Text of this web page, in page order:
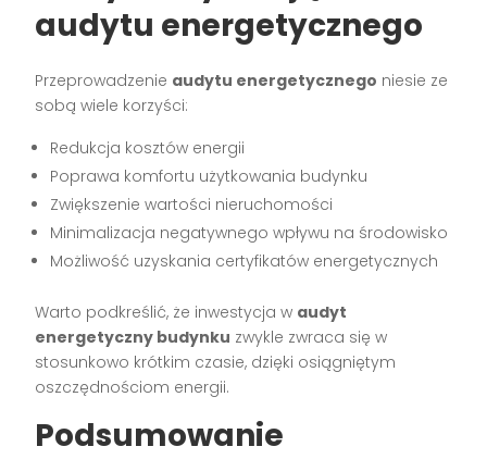
audytu energetycznego
Przeprowadzenie audytu energetycznego niesie ze
sobą wiele korzyści:
Redukcja kosztów energii
Poprawa komfortu użytkowania budynku
Zwiększenie wartości nieruchomości
Minimalizacja negatywnego wpływu na środowisko
Możliwość uzyskania certyfikatów energetycznych
Warto podkreślić, że inwestycja w audyt
energetyczny budynku zwykle zwraca się w
stosunkowo krótkim czasie, dzięki osiągniętym
oszczędnościom energii.
Podsumowanie